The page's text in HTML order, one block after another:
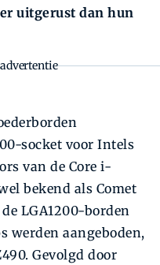
uitgerust dan hun
socket voor Intels
van de Core i-
bekend als Comet
LGA1200-borden
werden aangeboden,
Gevolgd door